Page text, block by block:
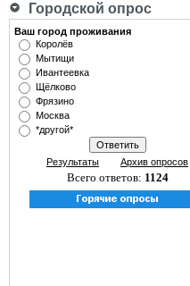
Городской опрос
Ваш город проживания
Королёв
Мытищи
Ивантеевка
Щёлково
Фрязино
Москва
*другой*
Результаты Архив опросов
Всего ответов: 1124